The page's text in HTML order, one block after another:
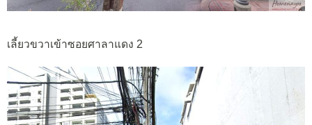
เลี้ยวขวาเข้าซอยศาลาแดง 2